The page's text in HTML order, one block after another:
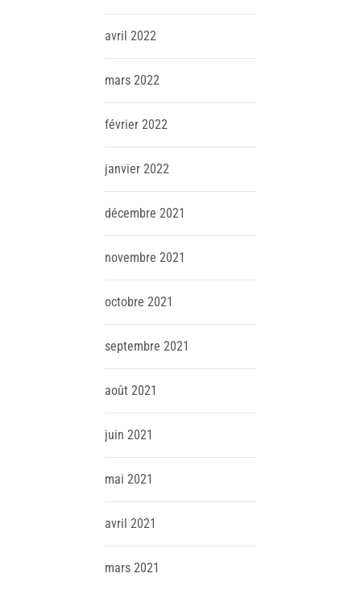
avril 2022
mars 2022
février 2022
janvier 2022
décembre 2021
novembre 2021
octobre 2021
septembre 2021
août 2021
juin 2021
mai 2021
avril 2021
mars 2021